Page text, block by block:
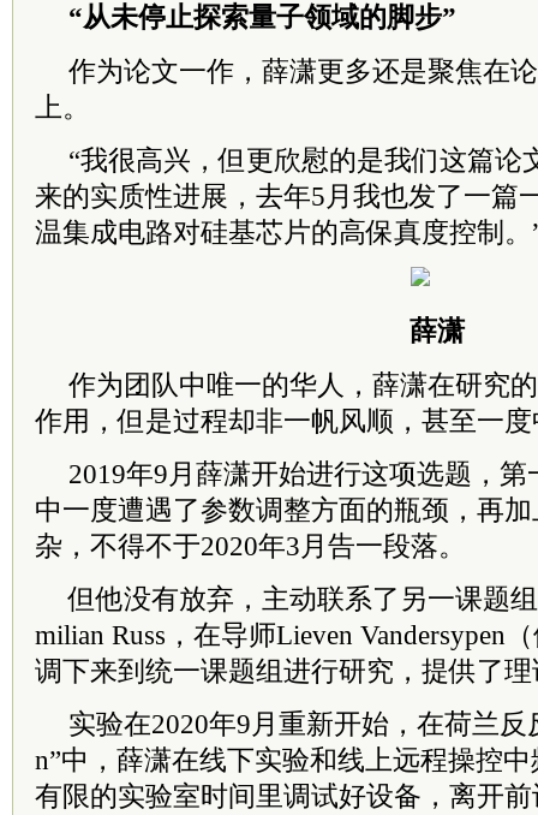
“从未停止探索量子领域的脚步”
作为论文一作，薛潇更多还是聚焦在
上。
“我很高兴，但更欣慰的是我们这篇论
来的实质性进展，去年5月我也发了一篇
温集成电路对硅基芯片的高保真度控制。
薛潇
作为团队中唯一的华人，薛潇在研究
作用，但是过程却非一帆风顺，甚至一
2019年9月薛潇开始进行这项选题，
中一度遭遇了参数调整方面的瓶颈，再
杂，不得不于2020年3月告一段落。
但他没有放弃，主动联系了另一课题
milian Russ，在导师Lieven Vandersypen
调下来到统一课题组进行研究，提供了
实验在2020年9月重新开始，在荷兰反
n”中，薛潇在线下实验和线上远程操控
有限的实验室时间里调试好设备，离开